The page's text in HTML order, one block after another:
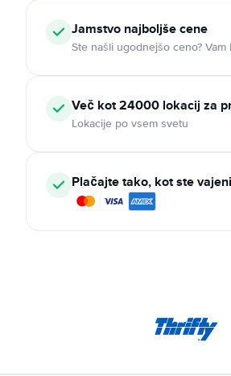
Jamstvo najboljše cene
Ste našli ugodnejšo ceno?
Več kot 24000 lokacij za
Lokacije po vsem svetu
Plačajte tako, kot ste vajeni